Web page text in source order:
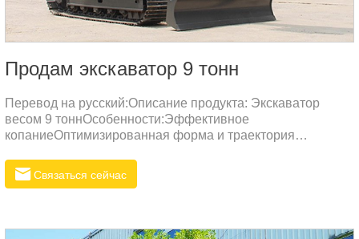
Продам экскаватор 9 тонн
Перевод на русский:Описание продукта: Экскаватор
весом 9 тоннОсобенности:Эффективное
копаниеОптимизированная форма и траектория
сопротивление при копке, повышая мощность и
эффективность работы.Износостойкость и
износостойкость ковша и длительный срок службы.
Связаться сейчас